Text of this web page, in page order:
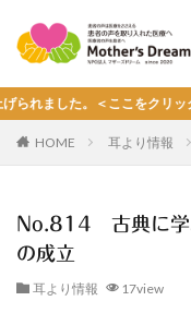
た。＜ここをクリック＞
HOME 耳より情報
No.814 古典に
の成立
耳より情報 17view